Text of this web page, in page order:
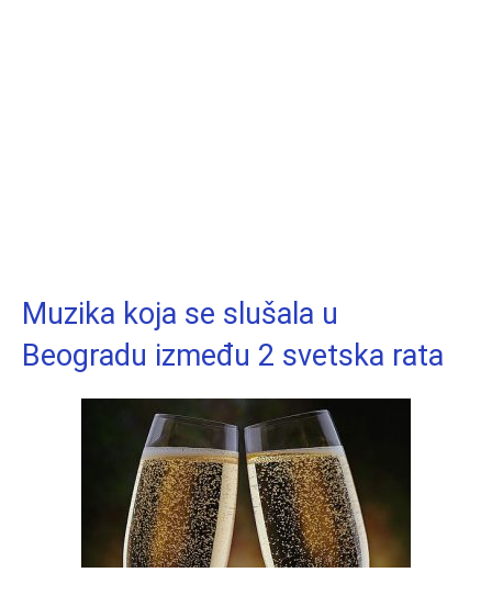
Muzika koja se slušala u
Beogradu između 2 svetska rata